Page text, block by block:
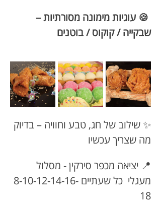
🍪 עוגיות מימונה מסורתיות –
שבקייה / קוקוס / בוטנים
✨ שילוב של חג, טבע וחוויה – בדיוק
מה שצריך עכשיו
📍 יציאה מכפר סירקין - מסלול
מעגלי  כל שעתיים 8-10-12-14-16-
18